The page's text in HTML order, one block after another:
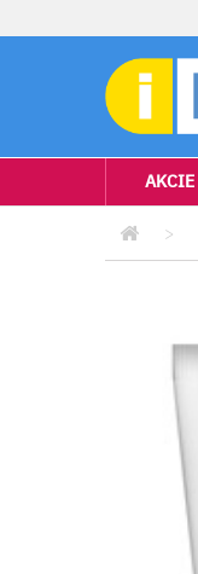
AKCIE
>